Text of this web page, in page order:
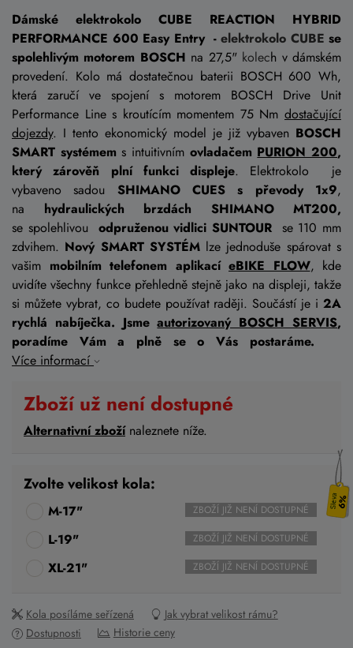
Dámské elektrokolo CUBE REACTION HYBRID
PERFORMANCE 600 Easy Entry - elektrokolo CUBE se
spolehlivým motorem BOSCH na 27,5" kolech v dámském
provedení. Kolo má dostatečnou baterii BOSCH 600 Wh,
která zaručí ve spojení s motorem BOSCH Drive Unit
Performance Line s kroutícím momentem 75 Nm dostačující
dojezdy. I tento ekonomický model je již vybaven BOSCH
SMART systémem s intuitivním ovladačem PURION 200,
který zárověň plní funkci displeje. Elektrokolo je
vybaveno sadou SHIMANO CUES s převody 1x9,
na hydraulických brzdách SHIMANO MT200,
se spolehlivou odpruženou vidlici SUNTOUR se 110 mm
zdvihem. Nový SMART SYSTÉMlze jednoduše spárovat s
vašim mobilním telefonem aplikací eBIKE FLOW, kde
uvidíte všechny funkce přehledně stejně jako na displeji, takže
si můžete vybrat, co budete používat raději. Součástí je i 2A
rychlá nabíječka. Jsmeautorizovaný BOSCH SERVIS,
poradíme Vám a plně se o Vás postaráme.
Více informací
Zboží už není dostupné
Alternativní zbožínaleznete níže.
6%
Zvolte velikost kola:
M-17" ZBOŽÍ JIŽ NENÍ DOSTUPNÉ
L-19" ZBOŽÍ JIŽ NENÍ DOSTUPNÉ
XL-21" ZBOŽÍ JIŽ NENÍ DOSTUPNÉ
Kola posíláme seřízená
Jak vybrat velikost rámu?
Dostupnosti
Historie ceny